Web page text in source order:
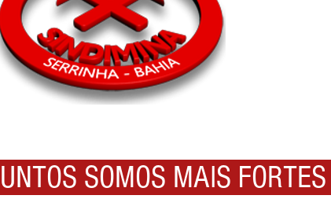
SOMOS MAIS FORTES